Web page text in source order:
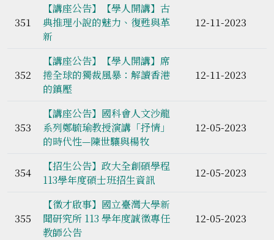
351
【講座公告】【學人開講】古
典推理小說的魅力、復甦與革
新
12-11-2023
352
【講座公告】【學人開講】席
捲全球的獨裁風暴：解讀香港
的鎮壓
12-11-2023
353
【講座公告】國科會人文沙龍
系列鄭毓瑜教授演講「抒情」
的時代性—陳世驤與楊牧
12-05-2023
354
【招生公告】政大全創碩學程
113學年度碩士班招生資訊
12-05-2023
355
【徵才啟事】國立臺灣大學新
聞研究所 113 學年度誠徵專任
教師公告
12-05-2023